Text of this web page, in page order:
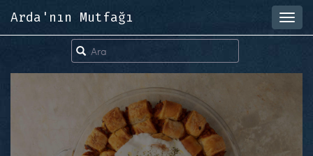
Arda'nın Mutfağı